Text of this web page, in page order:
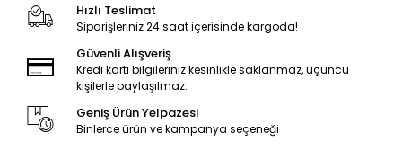
Hızlı Teslimat
Siparişleriniz 24 saat içerisinde kargoda!
Güvenli Alışveriş
Kredi kartı bilgileriniz kesinlikle saklanmaz, üçüncü
kişilerle paylaşılmaz.
Geniş Ürün Yelpazesi
Binlerce ürün ve kampanya seçeneği